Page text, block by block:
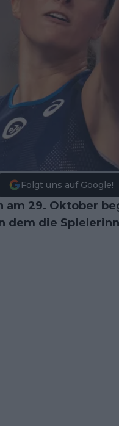
Folgt uns auf Google!
am 29. Oktober
dem die